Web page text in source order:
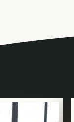
Ta
ett